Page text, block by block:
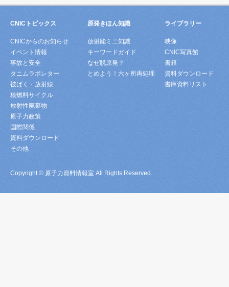
CNICトピックス
CNICからのお知らせ
イベント情報
事故と安全
タニムラボレター
被ばく・放射線
核燃料サイクル
放射性廃棄物
原子力政策
国際関係
資料ダウンロード
その他
原発きほん知識
放射能ミニ知識
キーワードガイド
なぜ脱原発？
とめよう！六ヶ所再処理
ライブラリー
映像
CNIC写真館
書籍
資料ダウンロード
書庫資料リスト
Copyright © 原子力資料情報室 All Rights Reserved.